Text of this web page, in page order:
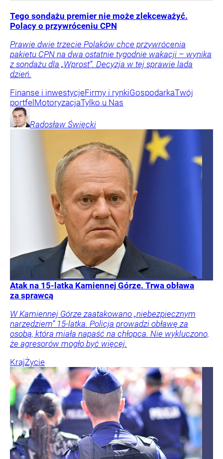
Tego sondażu premier nie może zlekceważyć.
Polacy o przywróceniu CPN
Prawie dwie trzecie Polaków chce przywrócenia
pakietu CPN na dwa ostatnie tygodnie wakacji – wynika
z sondażu dla „Wprost”. Decyzja w tej sprawie lada
dzień.
Finanse i inwestycjeFirmy i rynkiGospodarkaTwój
portfel MotoryzacjaTylko u Nas
Radosław Święcki
Atak na 15-latka Kamiennej Górze. Trwa obława
za sprawcą
W Kamiennej Górze zaatakowano „niebezpiecznym
narzędziem” 15-latka. Policja prowadzi obławę za
osobą, która miała napaść na chłopca. Nie wykluczono,
że agresorów mogło być więcej.
KrajŻycie